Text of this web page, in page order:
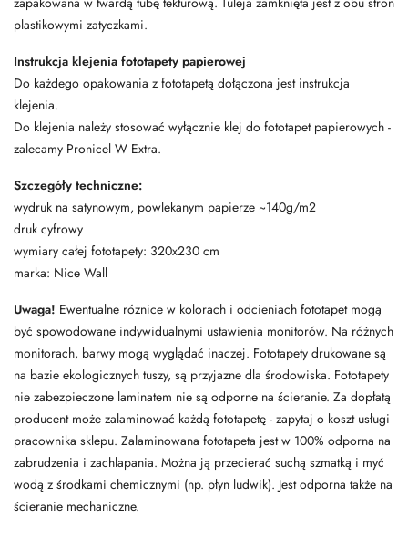
plastikowymi zatyczkami.
Instrukcja klejenia fototapety papierowej
Do każdego opakowania z fototapetą dołączona jest instrukcja
klejenia.
Do klejenia należy stosować wyłącznie klej do fototapet papierowych -
zalecamy Pronicel W Extra.
Szczegóły techniczne:
wydruk na satynowym, powlekanym papierze ~140g/m2
druk cyfrowy
wymiary całej fototapety: 320x230 cm
marka: Nice Wall
Uwaga! Ewentualne różnice w kolorach i odcieniach fototapet mogą
być spowodowane indywidualnymi ustawienia monitorów. Na różnych
monitorach, barwy mogą wyglądać inaczej. Fototapety drukowane są
na bazie ekologicznych tuszy, są przyjazne dla środowiska. Fototapety
nie zabezpieczone laminatem nie są odporne na ścieranie. Za dopłatą
producent może zalaminować każdą fototapetę - zapytaj o koszt usługi
pracownika sklepu. Zalaminowana fototapeta jest w 100% odporna na
zabrudzenia i zachlapania. Można ją przecierać suchą szmatką i myć
wodą z środkami chemicznymi (np. płyn ludwik). Jest odporna także na
ścieranie mechaniczne.